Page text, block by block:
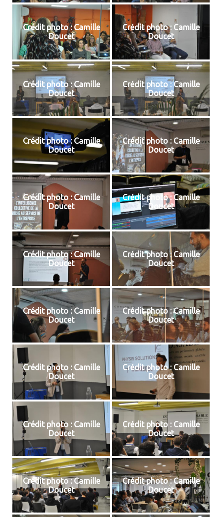
Crédit photo : Camille
Doucet
Crédit photo : Camille
Doucet
Crédit photo : Camille
Doucet
Crédit photo : Camille
Doucet
Crédit photo : Camille
Doucet
Crédit photo : Camille
Doucet
Crédit photo : Camille
Doucet
Crédit photo : Camille
Doucet
Crédit photo : Camille
Doucet
Crédit photo : Camille
Doucet
Crédit photo : Camille
Doucet
Crédit photo : Camille
Doucet
Crédit photo : Camille
Doucet
Crédit photo : Camille
Doucet
Crédit photo : Camille
Doucet
Crédit photo : Camille
Doucet
Crédit photo : Camille
Doucet
Crédit photo : Camille
Doucet